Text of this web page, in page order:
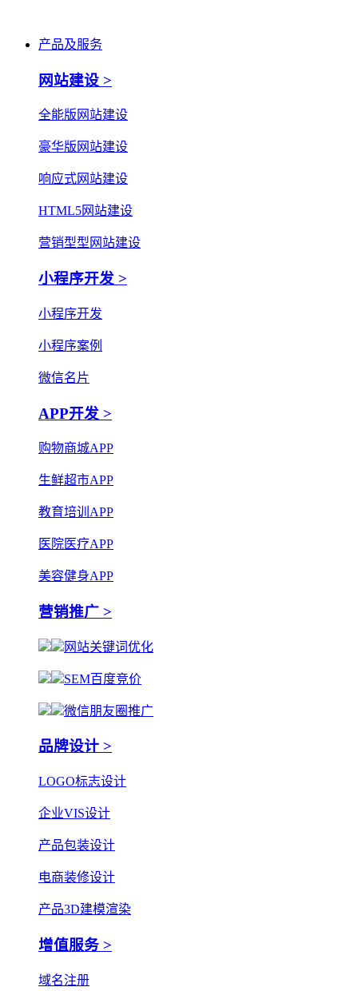
产品及服务
网站建设 >
全能版网站建设
豪华版网站建设
响应式网站建设
HTML5网站建设
营销型型网站建设
小程序开发 >
小程序开发
小程序案例
微信名片
APP开发 >
购物商城APP
生鲜超市APP
教育培训APP
医院医疗APP
美容健身APP
营销推广 >
网站关键词优化
SEM百度竞价
微信朋友圈推广
品牌设计 >
LOGO标志设计
企业VIS设计
产品包装设计
电商装修设计
产品3D建模渲染
增值服务 >
域名注册